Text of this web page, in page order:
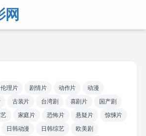
网
伦理片 剧情片 动作片
动漫
古装片 台湾剧 喜剧片
国产剧
家庭片 恐怖片 悬疑片
惊悚片
日韩动漫 日韩综艺
欧美剧